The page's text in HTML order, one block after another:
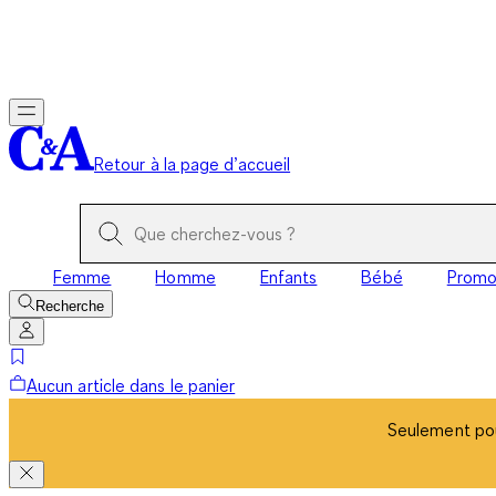
Retour à la page d’accueil
Femme Homme Enfants Bébé Promo
Recherche
Aucun article dans le panier
Seulement